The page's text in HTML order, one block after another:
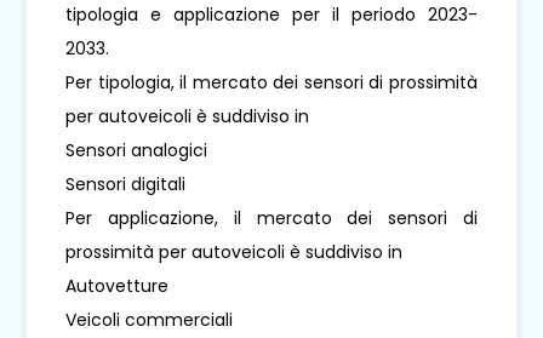
tipologia e applicazione per il periodo 2023-
2033.
Per tipologia, il mercato dei sensori di prossimità
per autoveicoli è suddiviso in
Sensori analogici
Sensori digitali
Per applicazione, il mercato dei sensori di
prossimità per autoveicoli è suddiviso in
Autovetture
Veicoli commerciali